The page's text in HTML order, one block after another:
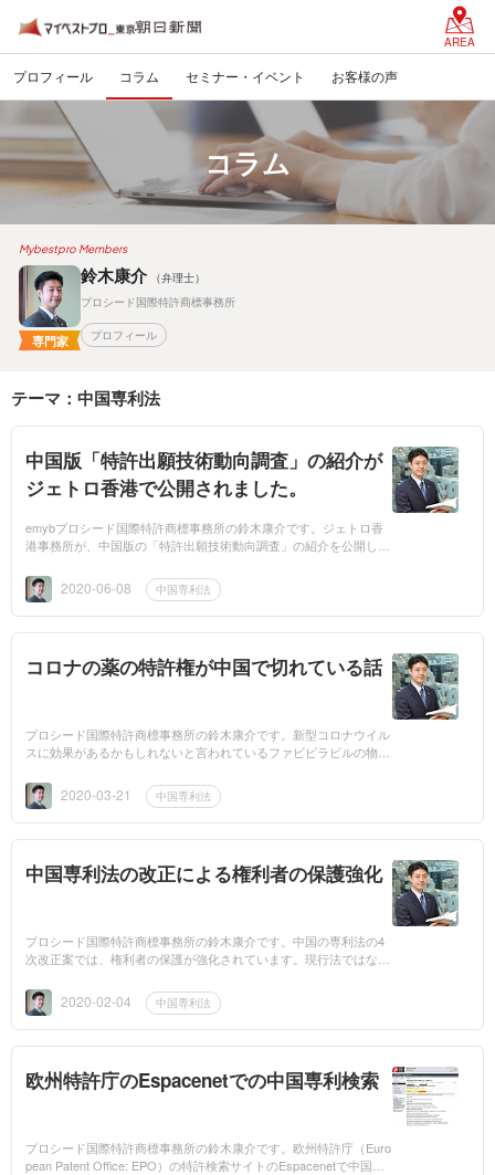
AREA
プロフィール コラム セミナー・イベント お客様の声
コラム
Mybestpro Members
専門家
鈴木康介
（弁理士）
プロシード国際特許商標事務所
プロフィール
テーマ：中国専利法
中国版「特許出願技術動向調査」の紹介が
ジェトロ香港で公開されました。
emybプロシード国際特許商標事務所の鈴木康介です。ジェトロ香
港事務所が、中国版の「特許出願技術動向調査」の紹介を公開しま
興産業専利導航...
2020-06-08 中国専利法
コロナの薬の特許権が中国で切れている話
プロシード国際特許商標事務所の鈴木康介です。新型コロナウイル
スに効果があるかもしれないと言われているファビピラビルの物質
ピラビルは、...
2020-03-21 中国専利法
中国専利法の改正による権利者の保護強化
プロシード国際特許商標事務所の鈴木康介です。中国の専利法の4
次改正案では、権利者の保護が強化されています。現行法ではな
る規定が入るため...
2020-02-04 中国専利法
欧州特許庁のEspacenetでの中国専利検索
プロシード国際特許商標事務所の鈴木康介です。欧州特許庁（Euro
pean Patent Office: EPO）の特許検索サイトのEspacenetで中国の